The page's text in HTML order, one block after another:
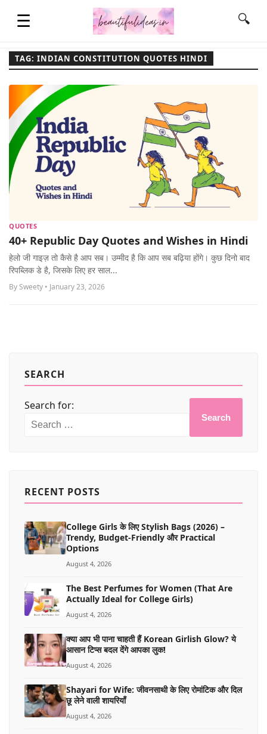
☰
QUOTES
LIFESTYLE
FASHION & STYLE
CONTACT NAME IDEAS
MORE
🔍
TAG: INDIAN CONSTITUTION QUOTES HINDI
QUOTES
40+ Republic Day Quotes and Wishes in Hindi
हेलो जी गाइज़ तो कैसे है आप सब। उम्मीद है कि आप सब बढ़िया होंगे। कुछ दिनो बाद
रिपब्लिक डे है, जिसके लिए हर साल...
By Sweety • January 23, 2026
SEARCH
Search for:
Search
RECENT POSTS
College Girls के लिए Stylish Bags (2026) –
Trendy, Budget-Friendly और Practical
Options
August 4, 2026
The Best Perfumes for Women (That Are
Actually Ideal for College Girls)
August 4, 2026
क्या आप भी पाना चाहती हैं Korean Girlish Glow? ये
आसान टिप्स बदल देंगे आपका लुक!
August 4, 2026
Shayari for Wife: जीवनसाथी के लिए रोमांटिक और दिल
छू लेने वाली शायरियाँ
August 4, 2026